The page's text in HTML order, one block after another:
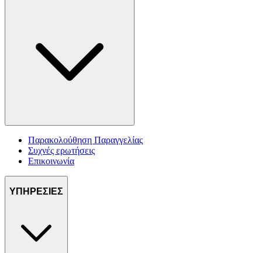
Παρακολούθηση Παραγγελίας
Συχνές ερωτήσεις
Επικοινωνία
ΥΠΗΡΕΣΙΕΣ